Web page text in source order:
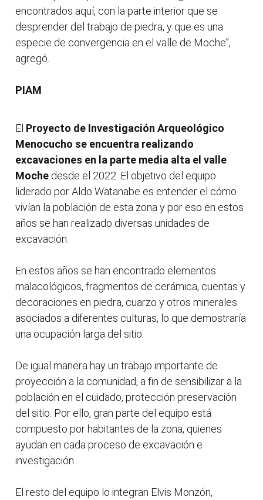
encontrados aquí, con la parte interior que se
desprender del trabajo de piedra, y que es una
especie de convergencia en el valle de Moche”,
agregó.
PIAM
El Proyecto de Investigación Arqueológico
Menocucho se encuentra realizando
excavaciones en la parte media alta el valle
Moche desde el 2022. El objetivo del equipo
liderado por Aldo Watanabe es entender el cómo
vivían la población de esta zona y por eso en estos
años se han realizado diversas unidades de
excavación.
En estos años se han encontrado elementos
malacológicos, fragmentos de cerámica, cuentas y
decoraciones en piedra, cuarzo y otros minerales
asociados a diferentes culturas, lo que demostraría
una ocupación larga del sitio.
De igual manera hay un trabajo importante de
proyección a la comunidad, a fin de sensibilizar a la
población en el cuidado, protección preservación
del sitio. Por ello, gran parte del equipo está
compuesto por habitantes de la zona, quienes
ayudan en cada proceso de excavación e
investigación.
El resto del equipo lo integran Elvis Monzón,